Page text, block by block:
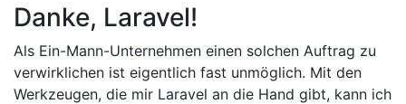
Danke, Laravel!
Als Ein-Mann-Unternehmen einen solchen Auftrag zu
verwirklichen ist eigentlich fast unmöglich. Mit den
Werkzeugen, die mir Laravel an die Hand gibt, kann ich